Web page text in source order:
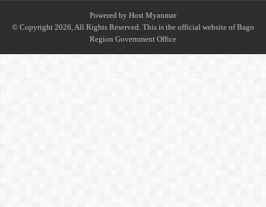
Powered by Host Myanmar
© Copyright 2026, All Rights Reserved. This is the official website of Bago
Region Government Office